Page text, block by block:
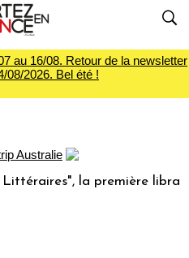
au 16/08. Retour de la newsletter
08/2026. Bel été !
la première librairie du